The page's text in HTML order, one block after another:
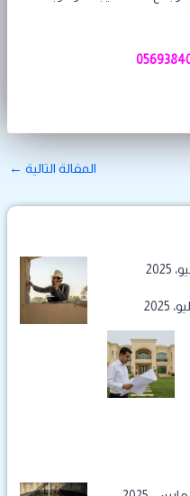
المقالة التالية ←